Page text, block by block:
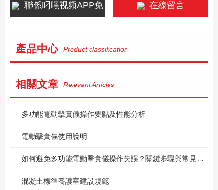
聯係叼嘿视频APP免 在線留言
產品中心 Product classification
相關文章 Relevant Articles
多功能電動擊實儀操作要點及性能分析
電動擊實儀使用說明
如何避免多功能電動擊實儀操作失誤？關鍵步驟與常見問題解析
混凝土標準養護室建設規範